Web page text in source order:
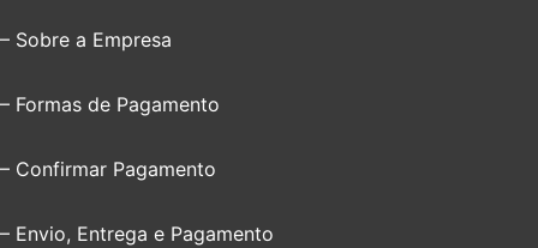
– Sobre a Empresa
– Formas de Pagamento
– Confirmar Pagamento
– Envio, Entrega e Pagamento